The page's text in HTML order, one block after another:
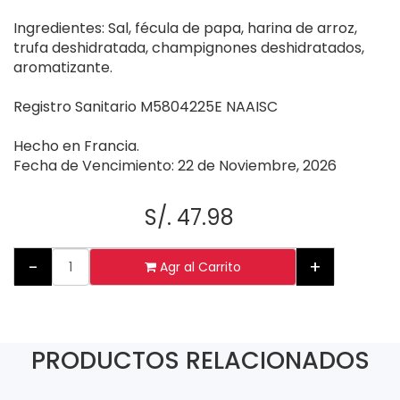
Ingredientes: Sal, fécula de papa, harina de arroz,
trufa deshidratada, champignones deshidratados,
aromatizante.
Registro Sanitario M5804225E NAAISC
Hecho en Francia.
Fecha de Vencimiento: 22 de Noviembre, 2026
S/. 47.98
- Agr al Carrito +
PRODUCTOS RELACIONADOS